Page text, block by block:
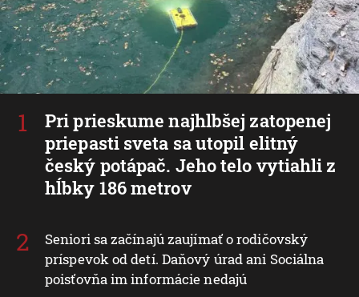
Pri prieskume najhlbšej zatopenej
priepasti sveta sa utopil elitný
český potápač. Jeho telo vytiahli z
hĺbky 186 metrov
Seniori sa začínajú zaujímať o rodičovský
príspevok od detí. Daňový úrad ani Sociálna
poisťovňa im informácie nedajú